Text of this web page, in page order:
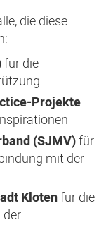
die diese
für die
Projekte
(SJMV)für
mit der
Klotenfür die